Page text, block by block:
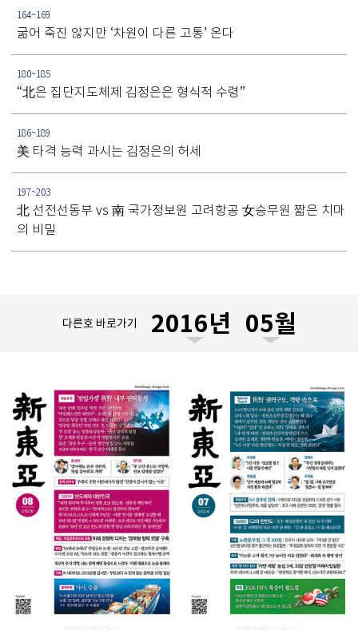
164~169
굶어 죽진 않지만 ‘차원이 다른 고통’ 온다
180~185
“北은 집단지도체제 김정은은 형식적 수령”
186~189
美 타격 능력 과시는 김정은의 허세
197~203
北 선전선동부 vs 南 국가정보원 고려항공 女승무원 짧은 치마
의 비밀
다른호 바로가기